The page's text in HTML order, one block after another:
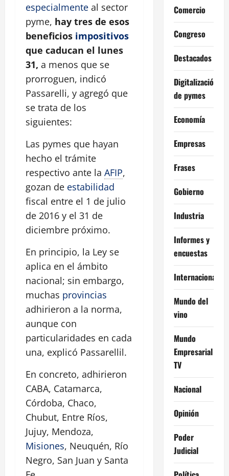
especialmente al sector
pyme, hay tres de esos
beneficios impositivos
que caducan el lunes
31, a menos que se
prorroguen, indicó
Passarelli, y agregó que
se trata de los
siguientes:
Las pymes que hayan
hecho el trámite
respectivo ante la AFIP,
gozan de estabilidad
fiscal entre el 1 de julio
de 2016 y el 31 de
diciembre próximo.
En principio, la Ley se
aplica en el ámbito
nacional; sin embargo,
muchas provincias
adhirieron a la norma,
aunque con
particularidades en cada
una, explicó Passarellil.
En concreto, adhirieron
CABA, Catamarca,
Córdoba, Chaco,
Chubut, Entre Ríos,
Jujuy, Mendoza,
Misiones, Neuquén, Río
Negro, San Juan y Santa
Comercio
Congreso
Destacados
Digitalización
de pymes
Economía
Empresas
Frases
Gobierno
Industria
Informes y
encuestas
Internacional
Mundo del
vino
Mundo
Empresarial
TV
Nacional
Opinión
Poder
Judicial